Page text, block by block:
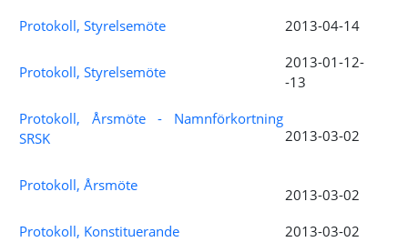
Protokoll, Styrelsemöte
2013-04-14
Protokoll, Styrelsemöte
2013-01-12-
-13
Protokoll, Årsmöte - Namnförkortning
SRSK
2013-03-02
Protokoll, Årsmöte
2013-03-02
Protokoll, Konstituerande
2013-03-02